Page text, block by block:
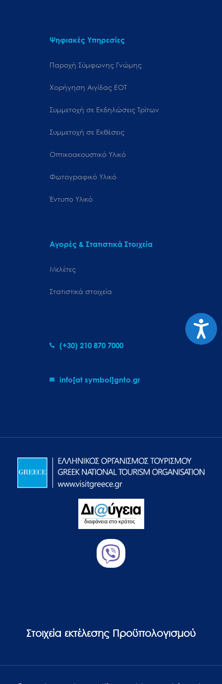
Ψηφιακές Υπηρεσίες
Παροχή Σύμφωνης Γνώμης
Χορήγηση Αιγίδας ΕΟΤ
Συμμετοχή σε Εκδηλώσεις Τρίτων
Συμμετοχή σε Εκθέσεις
Οπτικοακουστικό Υλικό
Φωτογραφικό Υλικό
Έντυπο Υλικό
Αγορές & Στατιστικά Στοιχεία
Μελέτες
Στατιστικά στοιχεία
(+30) 210 870 7000
info[at symbol]gnto.gr
Στοιχεία εκτέλεσης Προϋπολογισμού